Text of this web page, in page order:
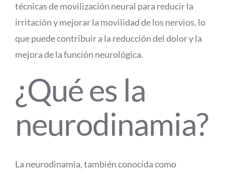
técnicas de movilización neural para reducir la
irritación y mejorar la movilidad de los nervios, lo
que puede contribuir a la reducción del dolor y la
mejora de la función neurológica.
¿Qué es la
neurodinamia?
La neurodinamia, también conocida como